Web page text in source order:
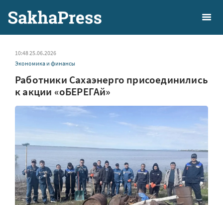
10:48 25.06.2026
Экономика и финансы
Работники Сахаэнерго присоединились
к акции «оБЕРЕГАй»